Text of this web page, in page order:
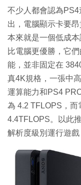
不少人都會認為
出，電腦顯示卡要
本來就是一個低成
比電腦更優勝，它
能，並非固定在
真4K規格，一張中
運算能力和PS4
為 4.2 TFLOPS，而
4.4TFLOPS。以此
解析度級別運行遊戲